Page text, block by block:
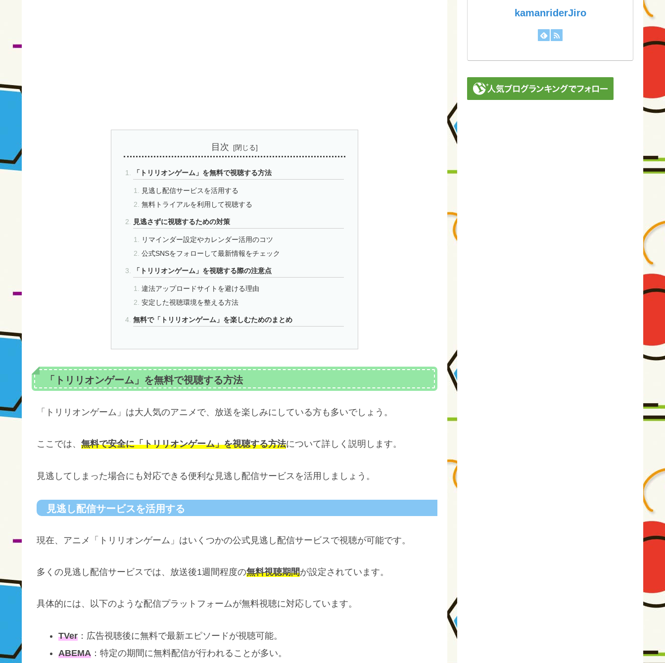
目次
「トリリオンゲーム」を無料で視聴する方法
見逃し配信サービスを活用する
無料トライアルを利用して視聴する
見逃さずに視聴するための対策
リマインダー設定やカレンダー活用のコツ
公式SNSをフォローして最新情報をチェック
「トリリオンゲーム」を視聴する際の注意点
違法アップロードサイトを避ける理由
安定した視聴環境を整える方法
無料で「トリリオンゲーム」を楽しむためのまとめ
「トリリオンゲーム」を無料で視聴する方法
「トリリオンゲーム」は大人気のアニメで、放送を楽しみにしている方も多いでしょう。
ここでは、 無料で安全に「トリリオンゲーム」を視聴する方法について詳しく説明します。
見逃してしまった場合にも対応できる便利な見逃し配信サービスを活用しましょう。
見逃し配信サービスを活用する
現在、アニメ「トリリオンゲーム」はいくつかの公式見逃し配信サービスで視聴が可能です。
多くの見逃し配信サービスでは、放送後1週間程度の無料視聴期間が設定されています。
具体的には、以下のような配信プラットフォームが無料視聴に対応しています。
TVer：広告視聴後に無料で最新エピソードが視聴可能。
ABEMA：特定の期間に無料配信が行われることが多い。
kamanriderJiro